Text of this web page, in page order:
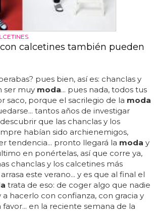
calcetines también pueden
pues bien, así es: chanclas y
ser muy moda... pues nada, todos tus
saco, porque el sacrilegio de la moda
tantos años de investigar
que las chanclas y los
habían sido archienemigos,
tendencia... pronto llegará la moda y
en ponértelas, así que corre ya,
chanclas y los calcetines más
este verano... y es que al final el
trata de eso: de coger algo que nadie
a hacerlo con confianza, con gracia y
en la reciente semana de la